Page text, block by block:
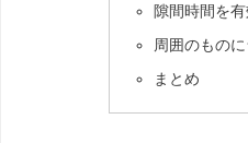
隙間時間を
周囲のもの
まとめ